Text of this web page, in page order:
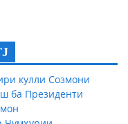
кулли Созмони
ба Президенти